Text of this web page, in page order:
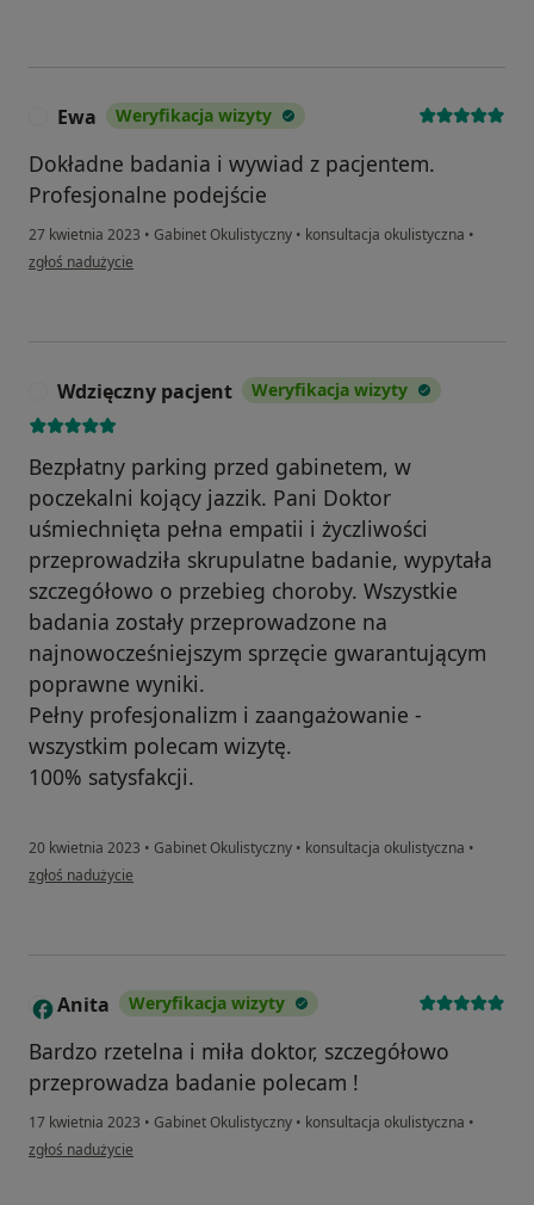
Ewa Weryfikacja wizyty
Dokładne badania i wywiad z pacjentem.
Profesjonalne podejście
27 kwietnia 2023 • Gabinet Okulistyczny • konsultacja okulistyczna •
w opinii użytkownika Ewa
zgłoś nadużycie
Wdzięczny pacjent Weryfikacja wizyty
Bezpłatny parking przed gabinetem, w
poczekalni kojący jazzik. Pani Doktor
uśmiechnięta pełna empatii i życzliwości
przeprowadziła skrupulatne badanie, wypytała
szczegółowo o przebieg choroby. Wszystkie
badania zostały przeprowadzone na
najnowocześniejszym sprzęcie gwarantującym
poprawne wyniki.
Pełny profesjonalizm i zaangażowanie -
wszystkim polecam wizytę.
100% satysfakcji.
20 kwietnia 2023 • Gabinet Okulistyczny • konsultacja okulistyczna •
w opinii użytkownika Wdzięczny pacjent
zgłoś nadużycie
A Anita Weryfikacja wizyty
Bardzo rzetelna i miła doktor, szczegółowo
przeprowadza badanie polecam !
17 kwietnia 2023 • Gabinet Okulistyczny • konsultacja okulistyczna •
w opinii użytkownika Anita
zgłoś nadużycie